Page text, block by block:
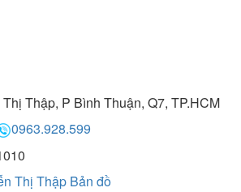
Thập, P Bình Thuận, Q7, TP.HCM
0963.928.599
Thị Thập Bản đồ